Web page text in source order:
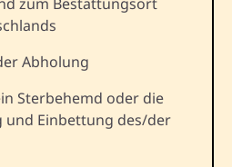
Abholung
Sterbehemd oder die
und Einbettung des/der